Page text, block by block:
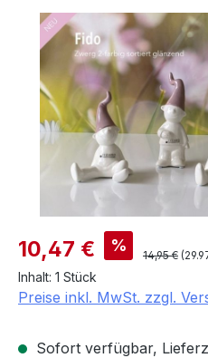
Bildergalerie überspringen
Verkaufspreis:
10,47 € % Regulärer
14,95 €
Inhalt: 1 Stück
Preise inkl. MwSt. zzgl.
Sofort verfügbar,